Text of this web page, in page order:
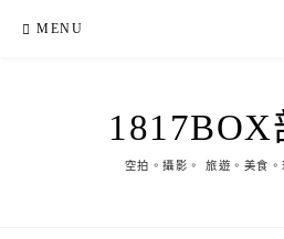
MENU
1817BOX
空拍。攝影。 旅遊。美食。